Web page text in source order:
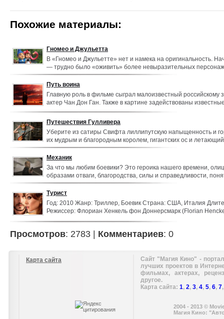
Похожие материалы:
Гномео и Джульетта
В «Гномео и Джульетте» нет и намека на оригинальность.
— трудно было «оживить» более невыразительных
гномы — заканчивая анимацией, которая сделана по кальке
шаблонов. Взяв за основу сценария всем известную пьесу,
подчеркнули банальность разыгрываемого спектакля.
Путь воина
Главную роль в фильме сыграл малоизвестный российскому
актер Чан Дон Ган. Также в картине задействованы
— Джеффри Раш, Кейт Босворт, Дэнни Хьюстон и другие.
повествует о легендарном воине Янге, вынужденном
преследующего его клана наемных убийц, а заодно и своего
захолустном американском городке на Диком Западе.
Путешествия Гулливера
Уберите из сатиры Свифта лиллипутскую напыщенность и
их мудрым и благородным королем, гигантских ос и
лошадей и беспринципных Йеху, и вы получите кривляния
возгласами «Дай пять, чувак!» на добрые полтора часа.
Механик
За что мы любим боевики? Это героика нашего времени,
образами отваги, благородства, силы и справедливости,
всем. За что мы любим боевики с участием Джейсона
актерской игрой он эти геройские черты великолепно
известной поправкой — каждое время рождает своих героев.
Турист
Год: 2010 Жанр: Триллер, Боевик Страна: США, Италия
Режиссер: Флориан Хенкель фон Доннерсмарк (Florian
Просмотров: 2783 | Комментариев: 0
Карта сайта
Сайт "Магия Кино" -
лучших проектов в
фильмах, актерах,
другое.
Карта сайта: 1, 2, 3, 4, 5, 6, 7
2004 - 2013 ©
Магия Кино: